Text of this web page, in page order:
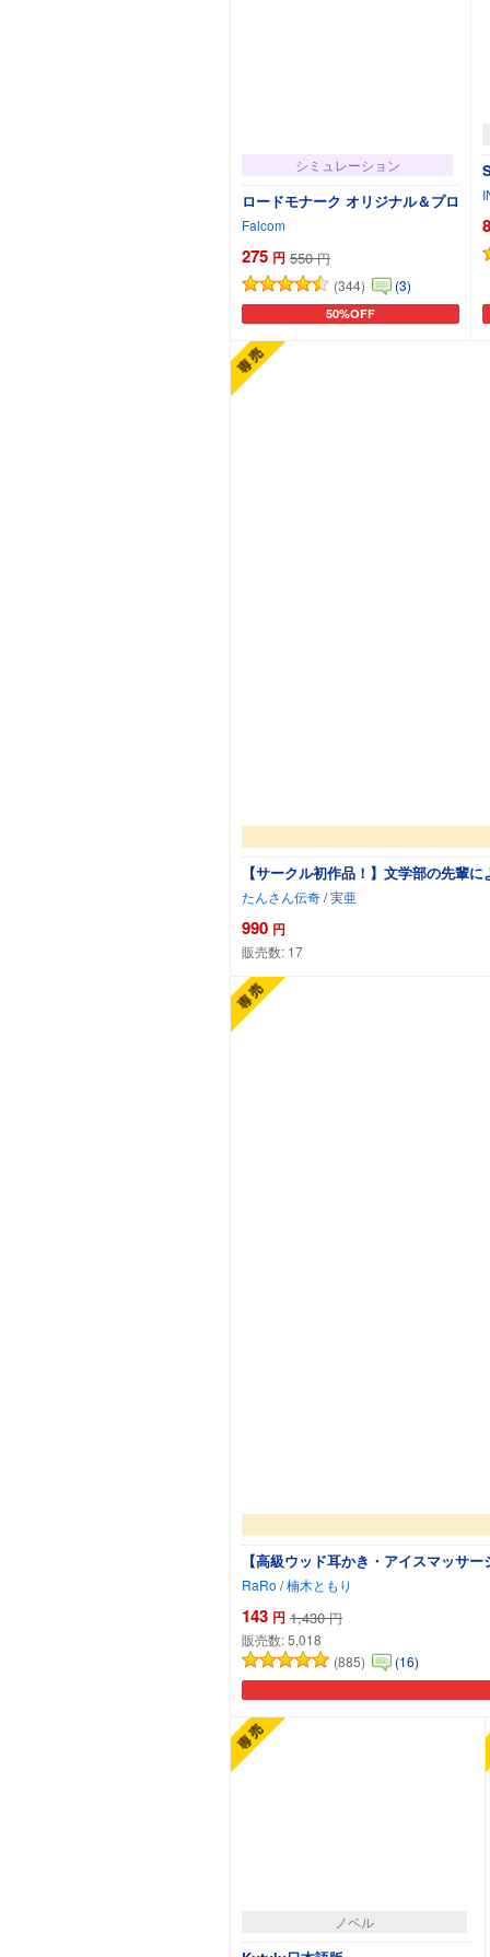
シミュレーション
ロードモナーク オリジナル＆プロ
Falcom
275 円 550 円
(344)
(3)
50%OFF
カートに追加
【サークル初作品！】文学部の先輩
たんさん伝奇/実亜
990 円
販売数: 17
【高級ウッド耳かき・アイスマッサ
RaRo /楠木ともり
143 円 1,430 円
販売数:5,018
(885)
(16)
ノベル